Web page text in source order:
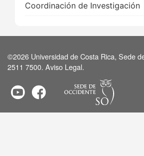
Coordinación de Investigación
©2026 Universidad de Costa Rica, Sede
2511 7500. Aviso Legal.